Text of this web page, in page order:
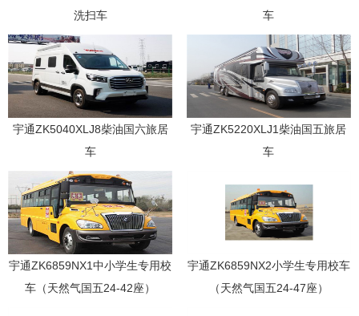
洗扫车
车
宇通ZK5040XLJ8柴油国六旅居
车
宇通ZK5220XLJ1柴油国五旅居
车
宇通ZK6859NX1中小学生专用校
车（天然气国五24-42座）
宇通ZK6859NX2小学生专用校车
（天然气国五24-47座）